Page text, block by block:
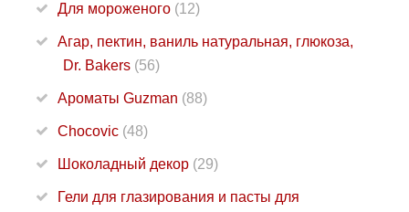
Для мороженого (12)
Агар, пектин, ваниль натуральная, глюкоза,
Dr. Bakers (56)
Ароматы Guzman (88)
Chocovic (48)
Шоколадный декор (29)
Гели для глазирования и пасты для